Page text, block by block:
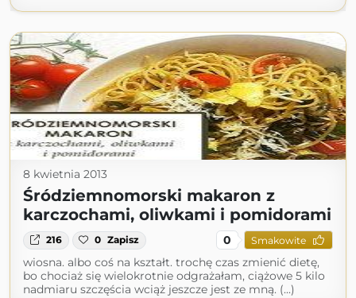
8 kwietnia 2013
Śródziemnomorski makaron z
karczochami, oliwkami i pomidorami
216 0 Zapisz 0 Smakowite
wiosna. albo coś na kształt. trochę czas zmienić dietę,
bo chociaż się wielokrotnie odgrażałam, ciążowe 5 kilo
nadmiaru szczęścia wciąż jeszcze jest ze mną. (...)